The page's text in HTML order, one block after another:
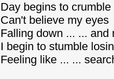
Day begins to crumble
Can't believe my eyes
Falling down ... ...
I begin to stumble
Feeling like ... ...